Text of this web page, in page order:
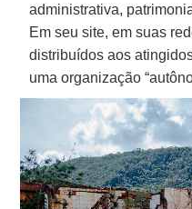
administrativa,
Em seu site, em suas
distribuídos aos
uma organização